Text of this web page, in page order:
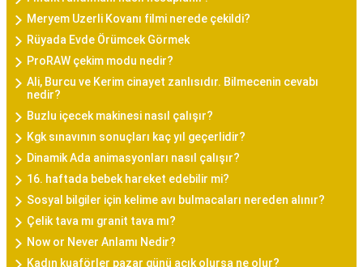
Meryem Uzerli Kovanı filmi nerede çekildi?
Rüyada Evde Örümcek Görmek
ProRAW çekim modu nedir?
Ali, Burcu ve Kerim cinayet zanlısıdır. Bilmecenin cevabı
nedir?
Buzlu içecek makinesi nasıl çalışır?
Kgk sınavının sonuçları kaç yıl geçerlidir?
Dinamik Ada animasyonları nasıl çalışır?
16. haftada bebek hareket edebilir mi?
Sosyal bilgiler için kelime avı bulmacaları nereden alınır?
Çelik tava mı granit tava mı?
Now or Never Anlamı Nedir?
Kadın kuaförler pazar günü açık olursa ne olur?